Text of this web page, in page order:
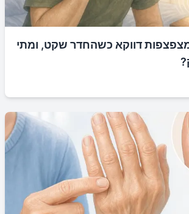
מצפצפות דווקא כשהחדר שקט, ומתי